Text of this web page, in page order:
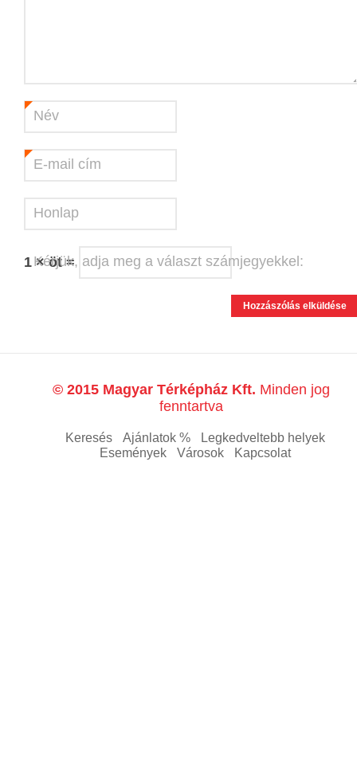
Név
E-mail cím
Honlap
Kérjük, adja meg a választ számjegyekkel:
1 × öt =
© 2015 Magyar Térképház Kft. Minden jog
fenntartva
Keresés Ajánlatok %
Legkedveltebb helyek
Események
Városok Kapcsolat